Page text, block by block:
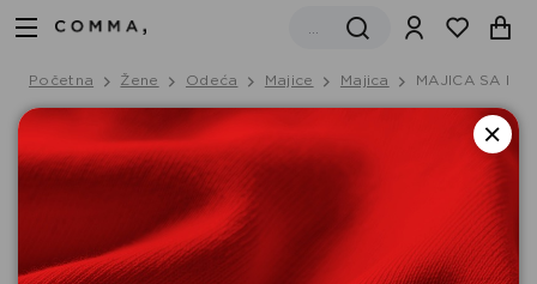
Početna Žene Odeća Majice Majica MAJICA SA